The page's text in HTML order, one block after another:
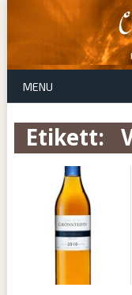
MENU
Etikett: